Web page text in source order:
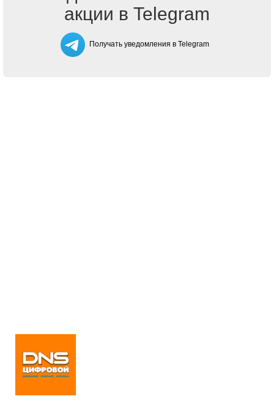
акции в Telegram
Получать уведомления в Telegram